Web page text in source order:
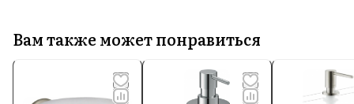
Вам также может понравиться